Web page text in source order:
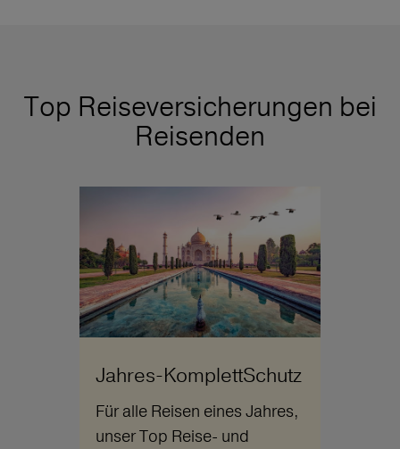
Top Reiseversicherungen bei
Reisenden
Jahres-KomplettSchutz
Für alle Reisen eines Jahres,
unser Top Reise- und